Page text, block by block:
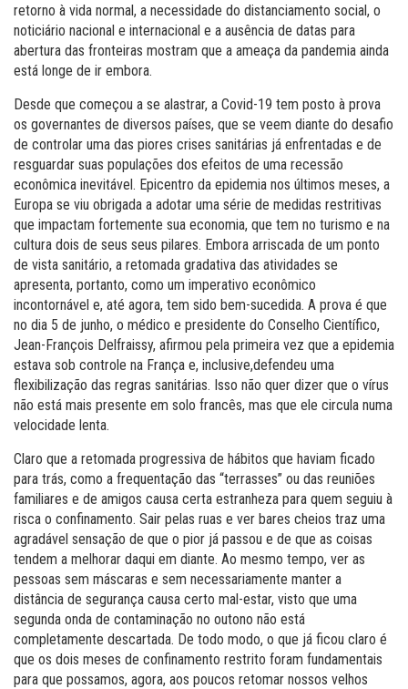
retorno à vida normal, a necessidade do distanciamento social, o
noticiário nacional e internacional e a ausência de datas para
abertura das fronteiras mostram que a ameaça da pandemia ainda
está longe de ir embora.
Desde que começou a se alastrar, a Covid-19 tem posto à prova
os governantes de diversos países, que se veem diante do desafio
de controlar uma das piores crises sanitárias já enfrentadas e de
resguardar suas populações dos efeitos de uma recessão
econômica inevitável. Epicentro da epidemia nos últimos meses, a
Europa se viu obrigada a adotar uma série de medidas restritivas
que impactam fortemente sua economia, que tem no turismo e na
cultura dois de seus seus pilares. Embora arriscada de um ponto
de vista sanitário, a retomada gradativa das atividades se
apresenta, portanto, como um imperativo econômico
incontornável e, até agora, tem sido bem-sucedida. A prova é que
no dia 5 de junho, o médico e presidente do Conselho Científico,
Jean-François Delfraissy, afirmou pela primeira vez que a epidemia
estava sob controle na França e, inclusive,defendeu uma
flexibilização das regras sanitárias. Isso não quer dizer que o vírus
não está mais presente em solo francês, mas que ele circula numa
velocidade lenta.
Claro que a retomada progressiva de hábitos que haviam ficado
para trás, como a frequentação das “terrasses” ou das reuniões
familiares e de amigos causa certa estranheza para quem seguiu à
risca o confinamento. Sair pelas ruas e ver bares cheios traz uma
agradável sensação de que o pior já passou e de que as coisas
tendem a melhorar daqui em diante. Ao mesmo tempo, ver as
pessoas sem máscaras e sem necessariamente manter a
distância de segurança causa certo mal-estar, visto que uma
segunda onda de contaminação no outono não está
completamente descartada. De todo modo, o que já ficou claro é
que os dois meses de confinamento restrito foram fundamentais
para que possamos, agora, aos poucos retomar nossos velhos